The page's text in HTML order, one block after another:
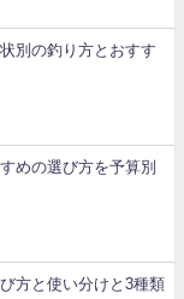
別の釣り方とおすす
めの選び方を予算別
方と使い分けと3種類